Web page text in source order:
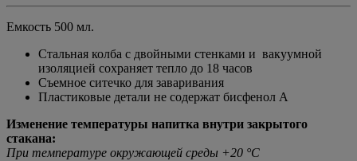
Емкость 500 мл.
Стальная колба с двойными стенками и вакуумной
изоляцией сохраняет тепло до 18 часов
Съемное ситечко для заваривания
Пластиковые детали не содержат бисфенол А
Изменение температуры напитка внутри закрытого
стакана:
При температуре окружающей среды +20 °С